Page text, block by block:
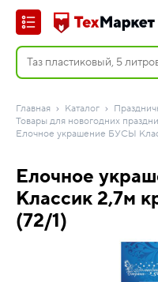
Главная Каталог
Товары для новогодних
Елочное украшение БУСЫ
Елочное
Классик 2,7м
(72/1)